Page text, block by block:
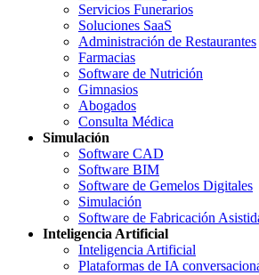
Servicios Funerarios
Soluciones SaaS
Administración de Restaurantes
Farmacias
Software de Nutrición
Gimnasios
Abogados
Consulta Médica
Simulación
Software CAD
Software BIM
Software de Gemelos Digitales
Simulación
Software de Fabricación
Inteligencia Artificial
Inteligencia Artificial
Plataformas de IA